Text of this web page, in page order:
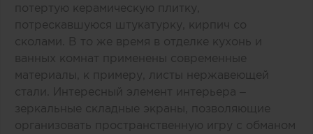
потертую керамическую плитку,
потрескавшуюся штукатурку, кирпич со
сколами. В то же время в отделке кухонь и
ванных комнат применены современные
материалы, к примеру, листы нержавеющей
стали. Интересный элемент интерьера –
зеркальные складные экраны, позволяющие
организовать пространственную игру с обманом